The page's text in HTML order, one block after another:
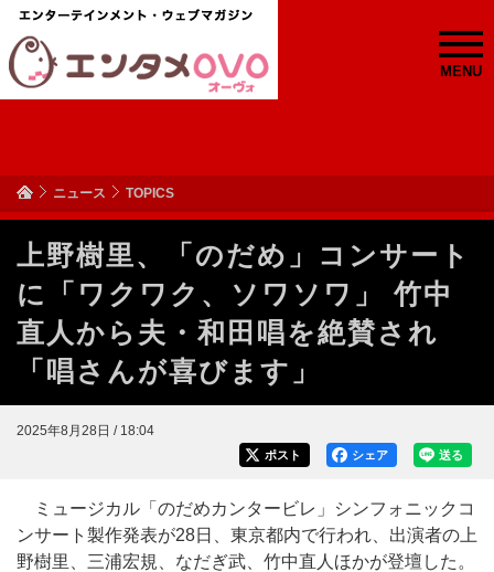
MENU
ニュース TOPICS
上野樹里、「のだめ」コンサート
に「ワクワク、ソワソワ」 竹中
直人から夫・和田唱を絶賛され
「唱さんが喜びます」
2025年8月28日 / 18:04
送る
シェア
ポスト
ミュージカル「のだめカンタービレ」シンフォニックコ
ンサート製作発表が28日、東京都内で行われ、出演者の上
野樹里、三浦宏規、なだぎ武、竹中直人ほかが登壇した。